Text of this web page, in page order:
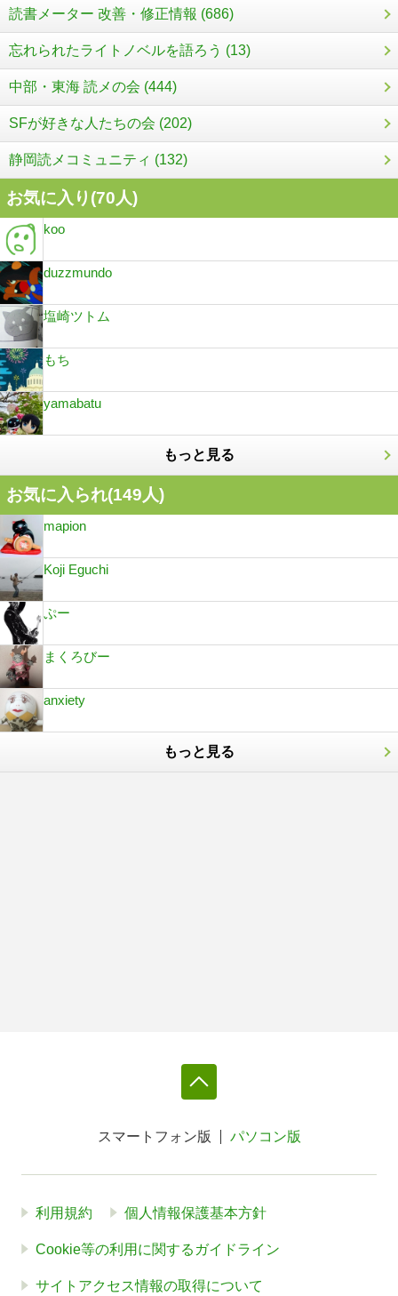
読書メーター 改善・修正情報 (686)
忘れられたライトノベルを語ろう (13)
中部・東海 読メの会 (444)
SFが好きな人たちの会 (202)
静岡読メコミュニティ (132)
お気に入り(70人)
koo
duzzmundo
塩崎ツトム
もち
yamabatu
もっと見る
お気に入られ(149人)
mapion
Koji Eguchi
ぷー
まくろびー
anxiety
もっと見る
スマートフォン版 パソコン版
利用規約 個人情報保護基本方針
Cookie等の利用に関するガイドライン
サイトアクセス情報の取得について